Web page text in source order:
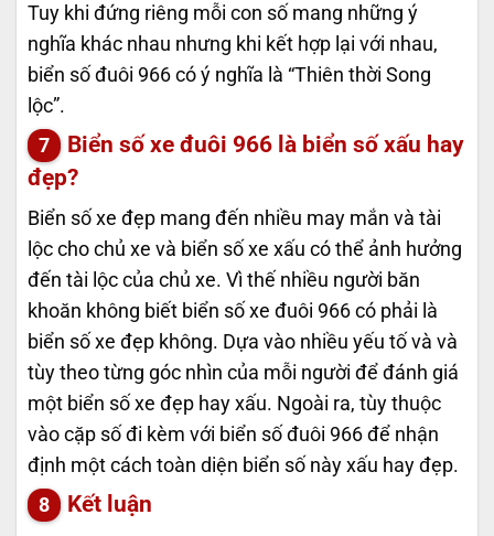
Tuy khi đứng riêng mỗi con số mang những ý
nghĩa khác nhau nhưng khi kết hợp lại với nhau,
biển số đuôi 966 có ý nghĩa là “Thiên thời Song
lộc”.
Biển số xe đuôi 966 là biển số xấu hay
đẹp?
Biển số xe đẹp mang đến nhiều may mắn và tài
lộc cho chủ xe và biển số xe xấu có thể ảnh hưởng
đến tài lộc của chủ xe. Vì thế nhiều người băn
khoăn không biết biển số xe đuôi 966 có phải là
biển số xe đẹp không. Dựa vào nhiều yếu tố và và
tùy theo từng góc nhìn của mỗi người để đánh giá
một biển số xe đẹp hay xấu. Ngoài ra, tùy thuộc
vào cặp số đi kèm với biển số đuôi 966 để nhận
định một cách toàn diện biển số này xấu hay đẹp.
Kết luận